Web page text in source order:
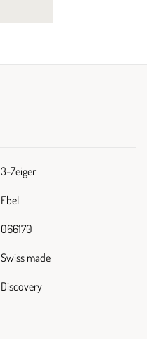
3-Zeiger
Ebel
066170
Swiss made
Discovery